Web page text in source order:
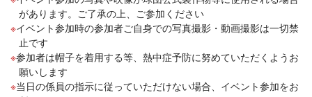
があります。ご了承の上、ご参加ください
イベント参加時の参加者ご自身での写真撮影・動画撮影は一切禁
止です
参加者は帽子を着用する等、熱中症予防に努めていただくようお
願いします
当日の係員の指示に従っていただけない場合、イベント参加をお